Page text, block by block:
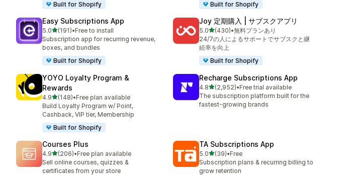
Built for Shopify
Built for Shopify
Easy Subscriptions App
5.05つ星中
(191)
合計レビュー数：191件
•Free to install
Subscription app for recurring revenue,
boxes, and bundles
Built for Shopify
Joy 定期購入 | サブスクアプリ
5.05つ星中
(430)
合計レビュー数：430件
•無料プランあり
24/7の人によるサポートでサブスクと継
続率を向上
Built for Shopify
YOYO Loyalty Program &
Rewards
4.95つ星中
(148)
合計レビュー数：148件
•Free plan available
Build Loyalty Program w/ Point,
Cashback, VIP tier, Membership
Built for Shopify
Recharge Subscriptions App
4.85つ星中
(2,952)
合計レビュー数：2952件
•Free trial available
The subscription platform built for the
fastest-growing brands
Courses Plus
4.95つ星中
(206)
合計レビュー数：206件
•Free plan available
Sell online courses, quizzes &
certificates from your store
TA Subscriptions App
5.05つ星中
(39)
合計レビュー数：39件
•Free
Subscription plans & recurring billing to
grow retention